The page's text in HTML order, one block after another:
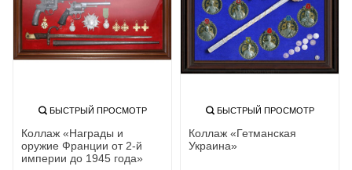
БЫСТРЫЙ ПРОСМОТР
Коллаж «Награды и
оружие Франции от 2-й
империи до 1945 года»
БЫСТРЫЙ ПРОСМОТР
Коллаж «Гетманская
Украина»